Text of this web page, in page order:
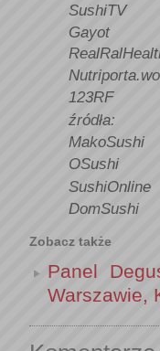
SushiTV
Gayot
123RF
źródła:
MakoSushi
OSushi
SushiOnline
DomSushi
Zobacz także
Panel
Warszawie,